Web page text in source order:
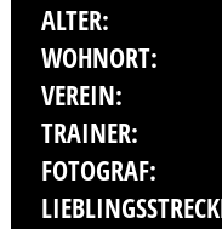
ALTER:
WOHNORT:
VEREIN:
TRAINER:
FOTOGRAF: